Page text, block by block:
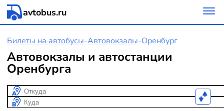
avtobus.ru
Билеты на автобусы-Автовокзалы-Оренбург
Автовокзалы и автостанции
Оренбурга
Откуда
Куда